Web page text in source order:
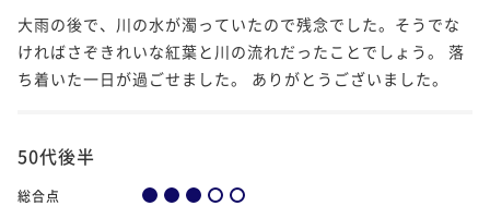
大雨の後で、川の水が濁っていたので残念でした。そうでな
ければさぞきれいな紅葉と川の流れだったことでしょう。 落
ち着いた一日が過ごせました。 ありがとうございました。
50代後半
総合点